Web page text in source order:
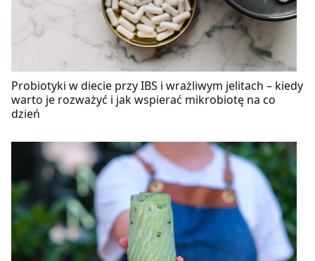
Probiotyki w diecie przy IBS i wrażliwym jelitach – kiedy
warto je rozważyć i jak wspierać mikrobiotę na co
dzień